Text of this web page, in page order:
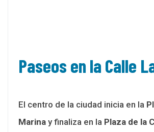
Paseos en la Calle
El centro de la ciudad inicia en la
Marina y finaliza en la Plaza de la